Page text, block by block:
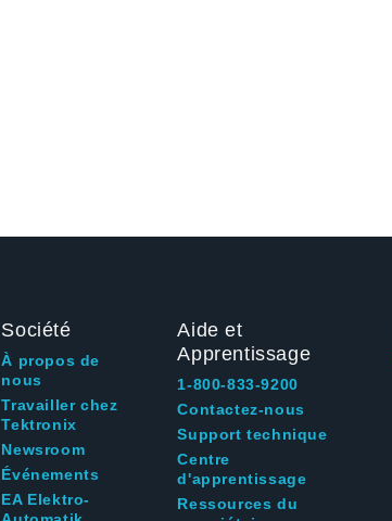
Société
À propos de
nous
Travailler chez
Tektronix
Newsroom
Événements
EA Elektro-
Aide et
Apprentissage
1-800-833-9200
Contactez-nous
Support technique
Centre
d'apprentissage
Ressources du